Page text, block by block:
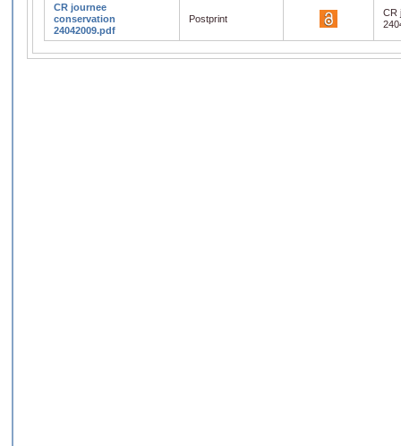
CR journee
conservation
24042009.pdf
Postprint
CR